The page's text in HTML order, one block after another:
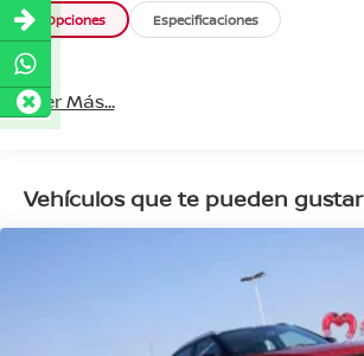
Opciones Especificaciones
Leer Más...
Vehículos que te pueden gustar